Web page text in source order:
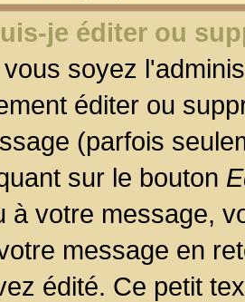
je éditer ou
soyez
éditer ou
(parfois
sur le bouton
à votre message,
message en
édité. Ce petit